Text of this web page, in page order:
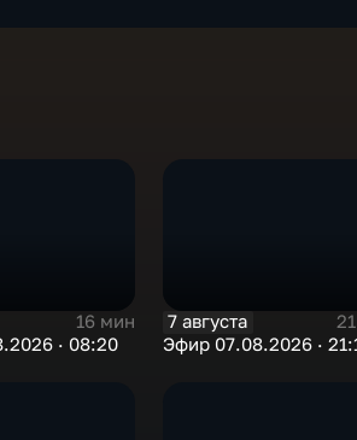
16 мин
· 08:20
7 августа
Эфир 07.08.2026 ·